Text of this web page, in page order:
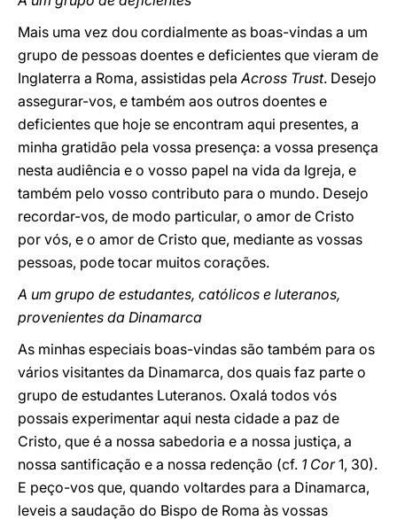
Mais uma vez dou cordialmente as boas-vindas a um
grupo de pessoas doentes e deficientes que vieram de
Inglaterra a Roma, assistidas pelaAcross Trust. Desejo
assegurar-vos, e também aos outros doentes e
deficientes que hoje se encontram aqui presentes, a
minha gratidão pela vossa presença: a vossa presença
nesta audiência e o vosso papel na vida da Igreja, e
também pelo vosso contributo para o mundo. Desejo
recordar-vos, de modo particular, o amor de Cristo
por vós, e o amor de Cristo que, mediante as vossas
pessoas, pode tocar muitos corações.
A um grupo de estudantes, católicos e luteranos,
provenientes da Dinamarca
As minhas especiais boas-vindas são também para os
vários visitantes da Dinamarca, dos quais faz parte o
grupo de estudantes Luteranos. Oxalá todos vós
possais experimentar aqui nesta cidade a paz de
Cristo, que é a nossa sabedoria e a nossa justiça, a
nossa santificação e a nossa redenção (cf. 1 Cor1, 30).
E peço-vos que, quando voltardes para a Dinamarca,
leveis a saudação do Bispo de Roma às vossas